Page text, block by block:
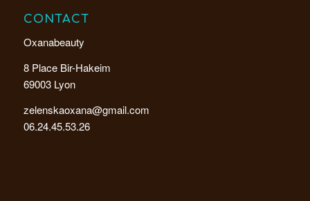
CONTACT
Oxanabeauty
8 Place Bir-Hakeim
69003 Lyon
zelenskaoxana@gmail.com
06.24.45.53.26